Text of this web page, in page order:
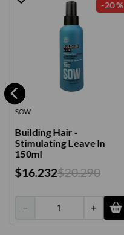
-20 %
SOW
Building Hair -
Stimulating Leave In
150ml
$16.232$20.290
＋
－